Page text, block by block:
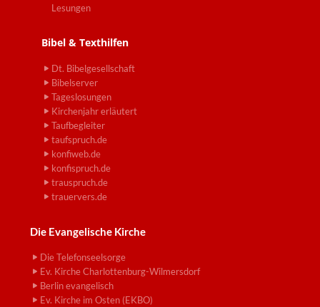
Lesungen
Bibel & Texthilfen
Dt. Bibelgesellschaft
Bibelserver
Tageslosungen
Kirchenjahr erläutert
Taufbegleiter
taufspruch.de
konfiweb.de
konfispruch.de
trauspruch.de
trauervers.de
Die Evangelische Kirche
Die Telefonseelsorge
Ev. Kirche Charlottenburg-Wilmersdorf
Berlin evangelisch
Ev. Kirche im Osten (EKBO)